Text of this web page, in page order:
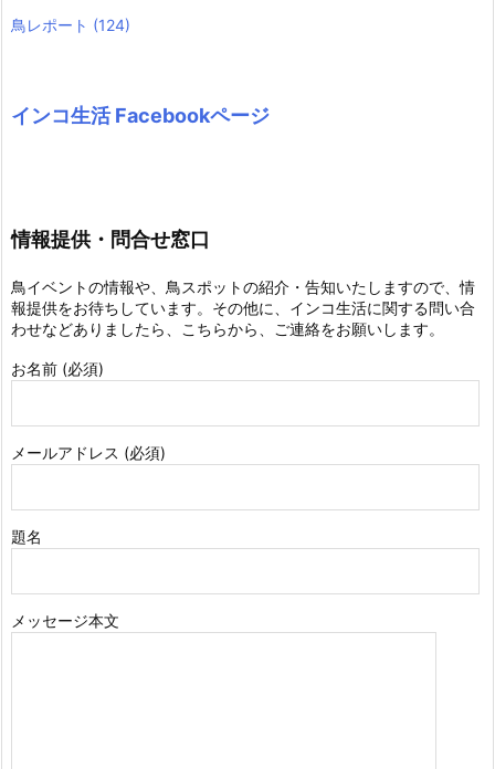
鳥レポート (124)
インコ生活 Facebookページ
情報提供・問合せ窓口
鳥イベントの情報や、鳥スポットの紹介・告知いたしますので、情
報提供をお待ちしています。その他に、インコ生活に関する問い合
わせなどありましたら、こちらから、ご連絡をお願いします。
お名前 (必須)
メールアドレス (必須)
題名
メッセージ本文